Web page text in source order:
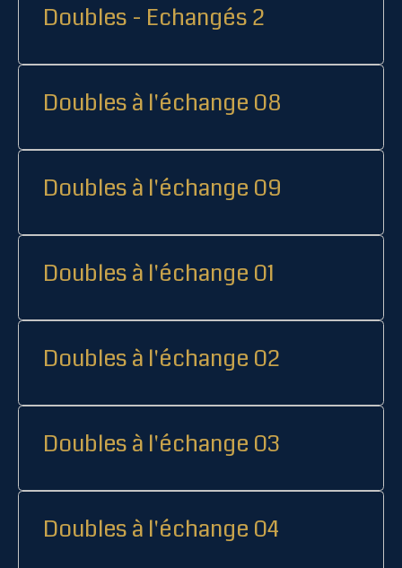
Doubles - Echangés 2
Doubles à l'échange 08
Doubles à l'échange 09
Doubles à l'échange 01
Doubles à l'échange 02
Doubles à l'échange 03
Doubles à l'échange 04